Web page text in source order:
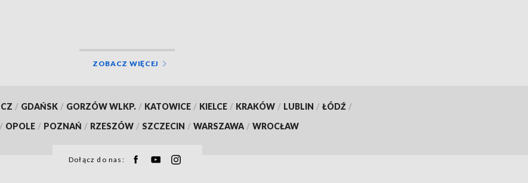
ZOBACZ WIĘCEJ
/ GDAŃSK / GORZÓW WLKP. / KATOWICE / KIELCE / KRAKÓW / LUBLIN / ŁÓDŹ /
/ OPOLE / POZNAŃ / RZESZÓW / SZCZECIN / WARSZAWA / WROCŁAW
Dołącz do nas: